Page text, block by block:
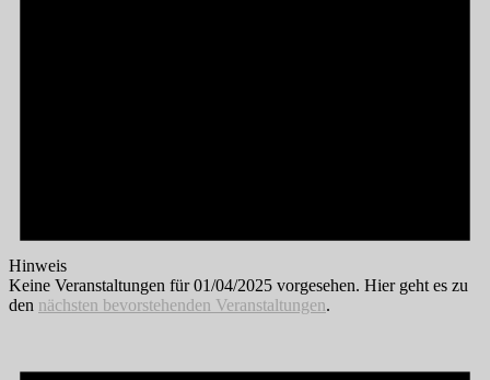
Hinweis
Keine Veranstaltungen für 01/04/2025 vorgesehen. Hier geht es zu
den nächsten bevorstehenden Veranstaltungen.